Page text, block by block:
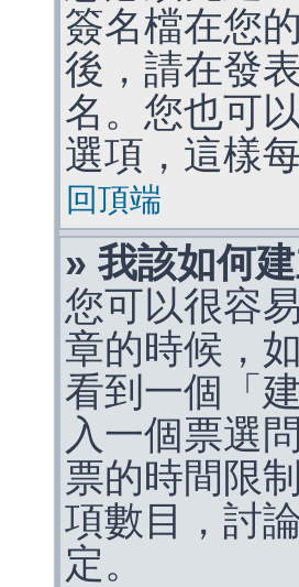
簽名檔在您
後，請在發
名。您也可
選項，這樣
回頂端
» 我該如何
您可以很容
章的時候，
看到一個「
入一個票選
票的時間限
項數目，討
定。